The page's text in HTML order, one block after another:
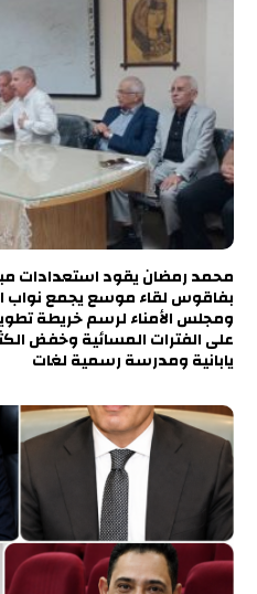
محمد رمضان يقود استعدادات
بفاقوس لقاء موسع يجمع نواب
ومجلس الأمناء لرسم خريطة
على الفترات المسائية وخفض
يابانية ومدرسة رسمية لغات